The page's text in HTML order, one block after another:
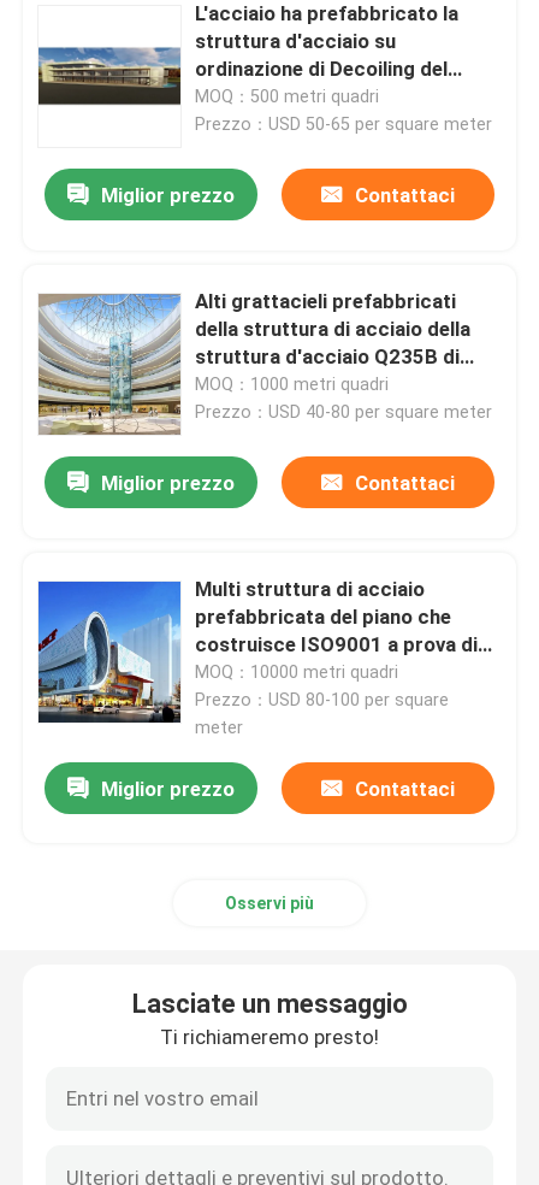
Video
Circa noi
Controllo di qualità
Richieda una citazione
Magazzino della struttura d'acciaio
Struttura d'acciaio leggera
Costruzione d'acciaio prefabbricata
Piattaforma della struttura d'acciaio
Camera di maiale della struttura d'acciaio
Costruzione di struttura d'acciaio commerciale
Stadio della struttura d'acciaio
L'acciaio ha prefabbricato la
struttura d'acciaio su
ordinazione di Decoiling del
supermercato del centro
commerciale
MOQ：500 metri quadri
Prezzo：USD 50-65 per square meter
Miglior prezzo Contattaci
Alti grattacieli prefabbricati
della struttura di acciaio della
struttura d'acciaio Q235B di
aumento
MOQ：1000 metri quadri
Prezzo：USD 40-80 per square meter
Miglior prezzo Contattaci
Multi struttura di acciaio
prefabbricata del piano che
costruisce ISO9001 a prova di
fuoco
MOQ：10000 metri quadri
Prezzo：USD 80-100 per square
meter
Miglior prezzo Contattaci
Osservi più
Lasciate un messaggio
Ti richiameremo presto!